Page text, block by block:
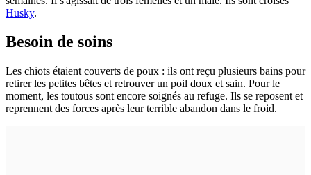
Husky.
Besoin de soins
Les chiots étaient couverts de poux : ils ont reçu plusieurs bains pour
retirer les petites bêtes et retrouver un poil doux et sain. Pour le
moment, les toutous sont encore soignés au refuge. Ils se reposent et
reprennent des forces après leur terrible abandon dans le froid.